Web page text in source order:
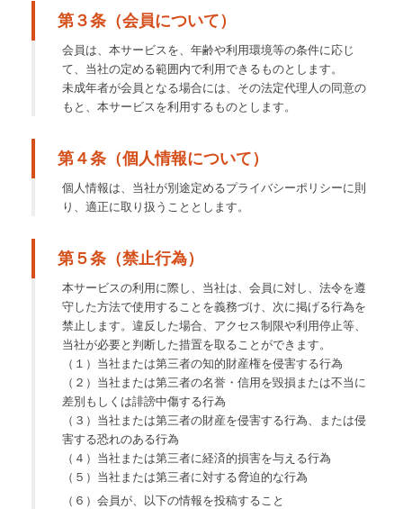
第３条（会員について）
会員は、本サービスを、年齢や利用環境等の条件に応じ
て、当社の定める範囲内で利用できるものとします。
未成年者が会員となる場合には、その法定代理人の同意の
もと、本サービスを利用するものとします。
第４条（個人情報について）
個人情報は、当社が別途定めるプライバシーポリシーに則
り、適正に取り扱うこととします。
第５条（禁止行為）
本サービスの利用に際し、当社は、会員に対し、法令を遵
守した方法で使用することを義務づけ、次に掲げる行為を
禁止します。違反した場合、アクセス制限や利用停止等、
当社が必要と判断した措置を取ることができます。
（１）当社または第三者の知的財産権を侵害する行為
（２）当社または第三者の名誉・信用を毀損または不当に
差別もしくは誹謗中傷する行為
（３）当社または第三者の財産を侵害する行為、または侵
害する恐れのある行為
（４）当社または第三者に経済的損害を与える行為
（５）当社または第三者に対する脅迫的な行為
（６）会員が、以下の情報を投稿すること